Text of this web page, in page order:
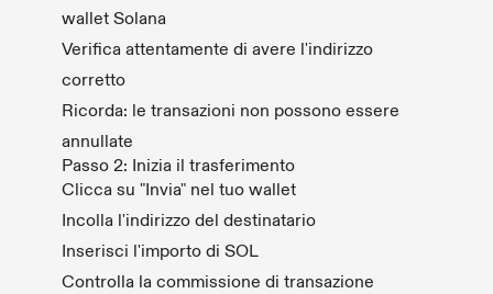
wallet Solana
Verifica attentamente di avere l'indirizzo
corretto
Ricorda: le transazioni non possono essere
annullate
Passo 2: Inizia il trasferimento
Clicca su "Invia" nel tuo wallet
Incolla l'indirizzo del destinatario
Inserisci l'importo di SOL
Controlla la commissione di transazione